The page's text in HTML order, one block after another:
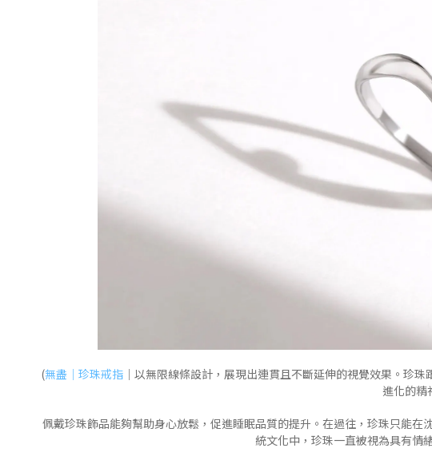
(無盡｜珍珠戒指｜以無限線條設計，展現出連貫且不斷延伸的視覺效果。珍
進化的精
佩戴珍珠飾品能夠幫助身心放鬆，促進睡眠品質的提升。在過往，珍珠只能
統文化中，珍珠一直被視為具有情